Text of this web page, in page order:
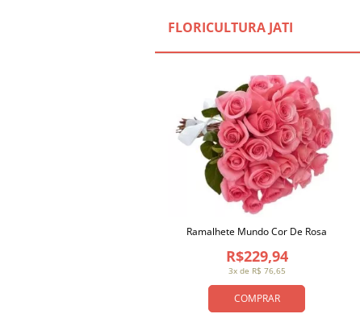
FLORICULTURA JATI
COMPRAR
3x de R$ 76,65
R$229,94
Ramalhete Mundo Cor De Rosa